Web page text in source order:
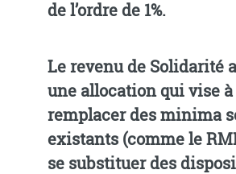
de l’ordre de 1%.
Le revenu de Solidarité
une allocation qui vise
remplacer des minima
existants (comme le
se substituer des